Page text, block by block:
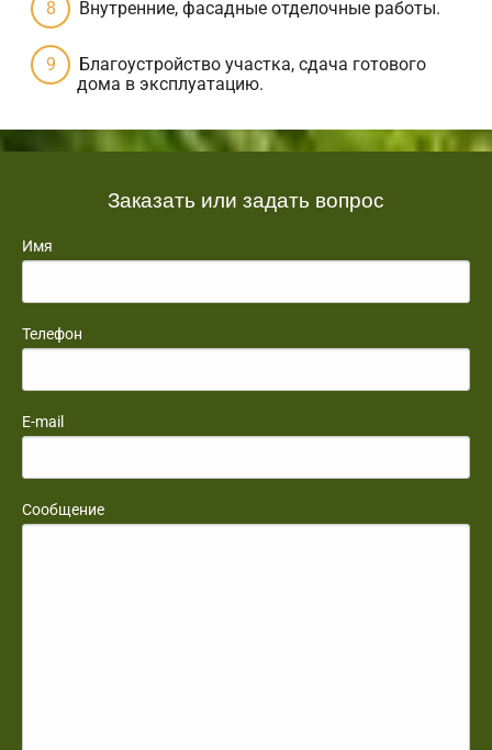
Внутренние, фасадные отделочные работы.
Благоустройство участка, сдача готового
дома в эксплуатацию.
Заказать или задать вопрос
Имя
Телефон
E-mail
Сообщение